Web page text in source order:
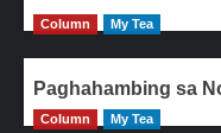
Column My Tea
Paghahambing sa
Column My Tea